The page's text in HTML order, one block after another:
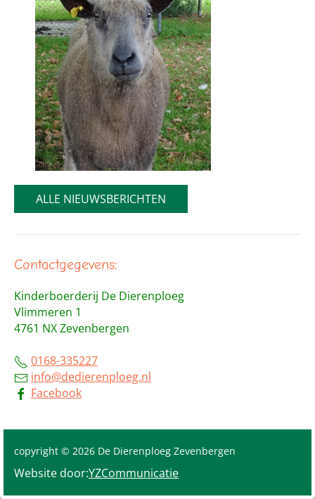
ALLE NIEUWSBERICHTEN
Contactgegevens:
Kinderboerderij De Dierenploeg
Vlimmeren 1
4761 NX Zevenbergen
0168-335227
info@dedierenploeg.nl
Facebook
copyright © 2026 De Dierenploeg Zevenbergen
Website door:YZCommunicatie